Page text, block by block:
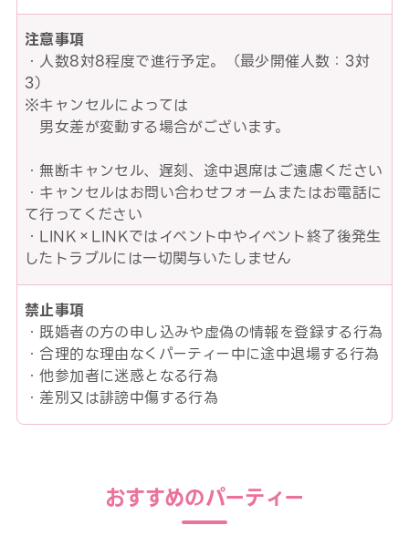
注意事項
・人数8対8程度で進行予定。（最少開催人数：3対
3）
※キャンセルによっては
男女差が変動する場合がございます。
・無断キャンセル、遅刻、途中退席はご遠慮ください
・キャンセルはお問い合わせフォームまたはお電話に
て行ってください
・LINK×LINKではイベント中やイベント終了後発生
したトラブルには一切関与いたしません
禁止事項
・既婚者の方の申し込みや虚偽の情報を登録する行為
・合理的な理由なくパーティー中に途中退場する行為
・他参加者に迷惑となる行為
・差別又は誹謗中傷する行為
おすすめのパーティー